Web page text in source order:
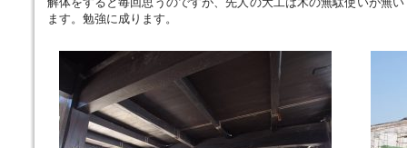
ます。勉強に成ります。